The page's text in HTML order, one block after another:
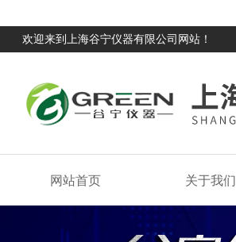
欢迎来到上海谷宁仪器有限公司网站！
网站首页 关于我们